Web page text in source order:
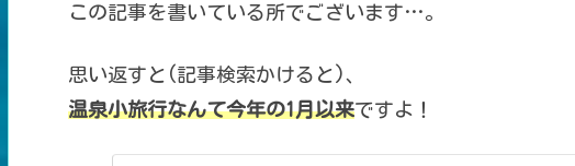
この記事を書いている所でございます…。
思い返すと(記事検索かけると)、
温泉小旅行なんて今年の1月以来ですよ！